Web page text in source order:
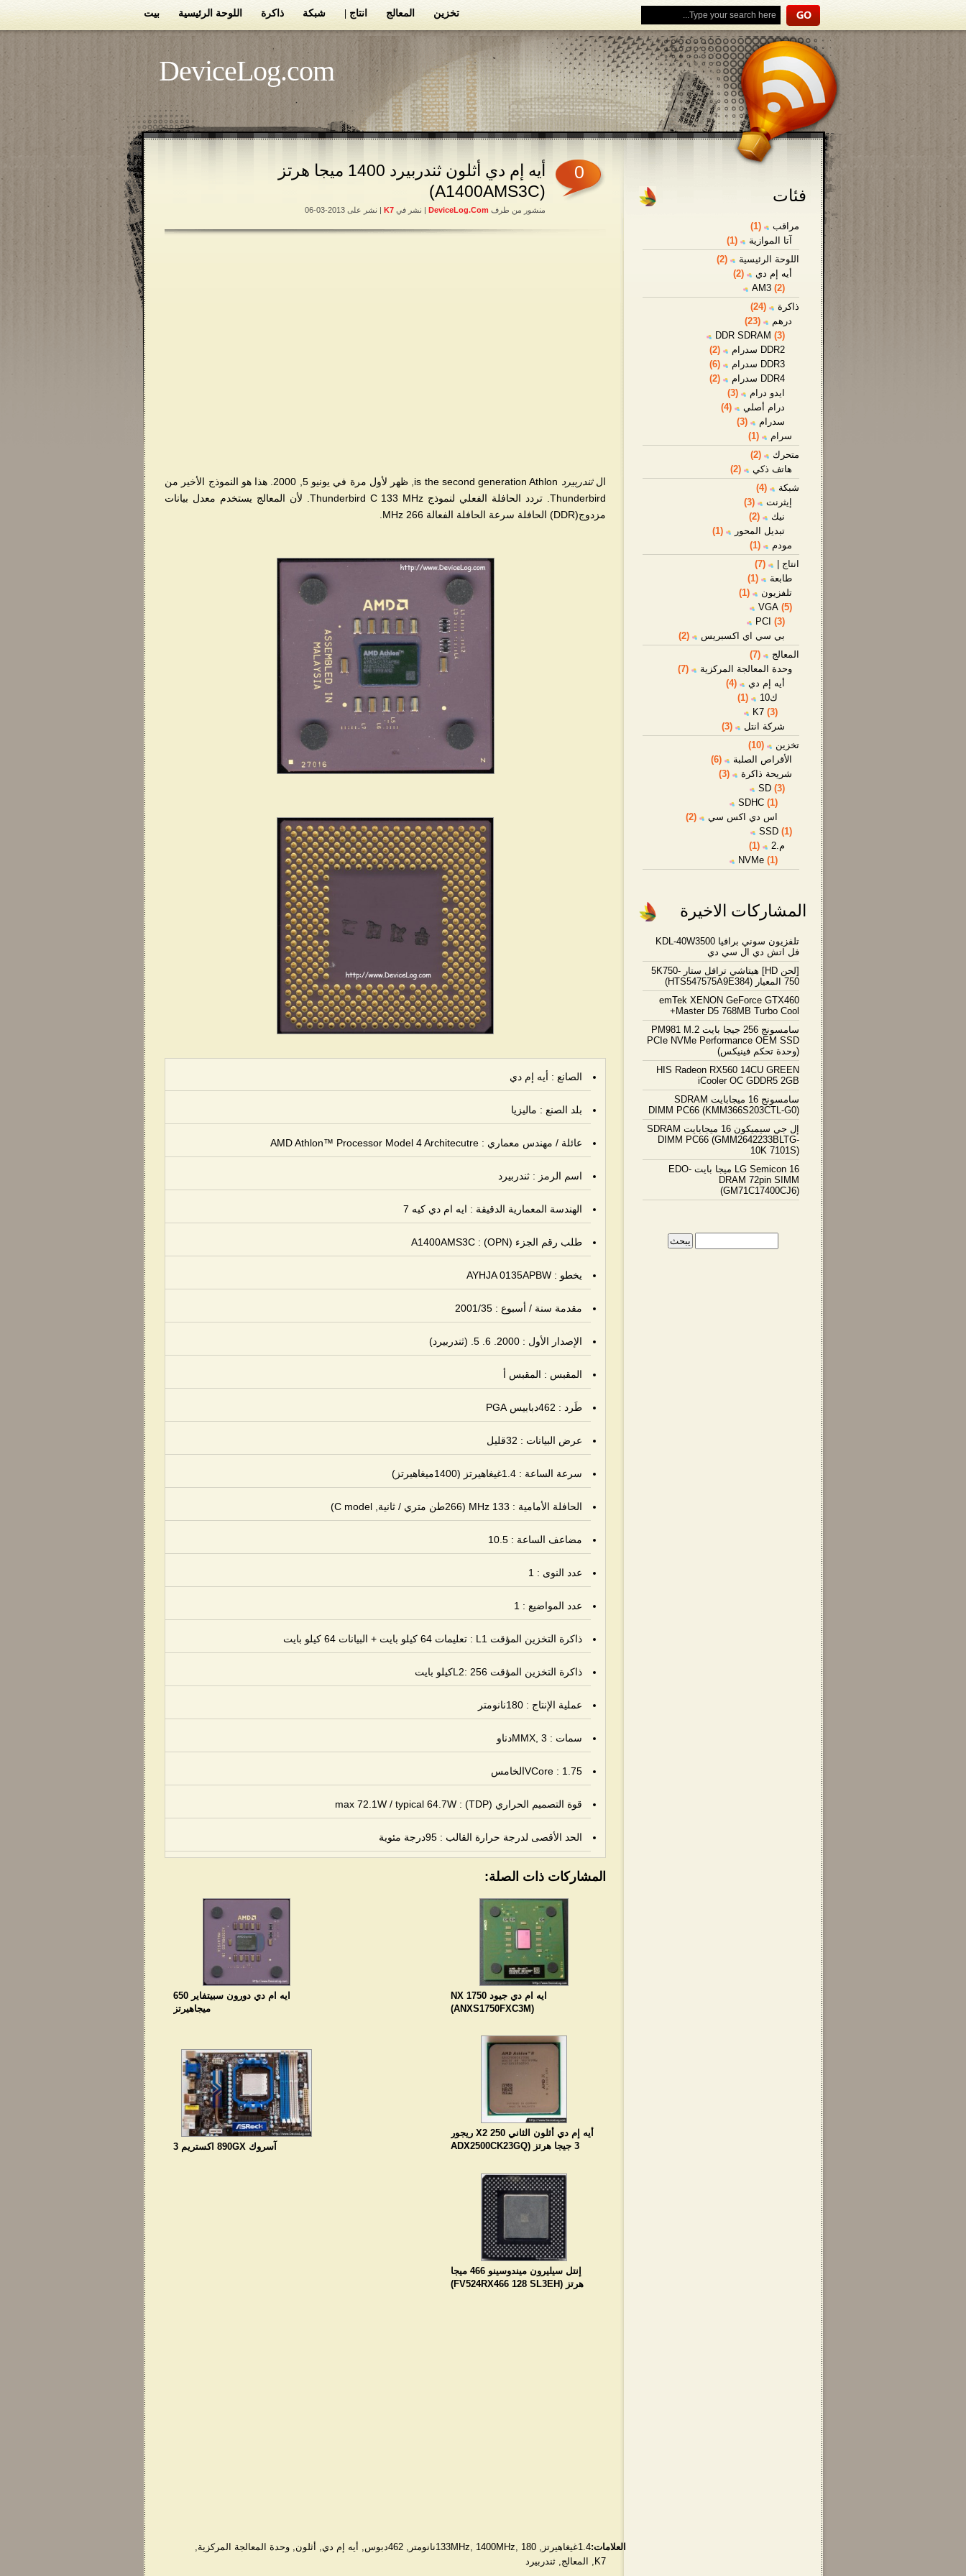
بيت اللوحة الرئيسية ذاكرة شبكة انتاج | المعالج تخزين
DeviceLog.com
أيه إم دي أثلون ثندربيرد 1400 ميجا هرتز
(A1400AMS3C)
منشور من طرف DeviceLog.com | نشر في K7 | نشر على 2013-03-06
0
الثندربيرد is the second generation Athlon
, ظهر لأول مرة في يونيو 5, 2000. هذا هو النموذج الأخير من
Thunderbird. تردد الحافلة الفعلي لنموذج Thunderbird C 133 MHz. لأن المعالج يستخدم معدل بيانات
مزدوج(DDR) الحافلة سرعة الحافلة الفعالة 266 MHz.
الصانع : أيه إم دي
بلد الصنع : ماليزيا
عائلة / مهندس معماري : AMD Athlon™ Processor Model 4Architecutre
اسم الرمز : ثندربيرد
الهندسة المعمارية الدقيقة : ايه ام دي كيه 7
طلب رقم الجزء (OPN) : A1400AMS3C
يخطو : AYHJA 0135APBW
مقدمة سنة / أسبوع : 2001/35
الإصدار الأول : 2000. 6. 5. (ثندربيرد)
المقبس : المقبس أ
طَرد : 462دبابيس PGA
عرض البيانات : 32قليل
سرعة الساعة : 1.4غيغاهيرتز (1400ميغاهيرتز)
الحافلة الأمامية : 133 MHz (266طن متري / ثانية, C model
)
مضاعف الساعة : 10.5
عدد النوى : 1
عدد المواضيع : 1
ذاكرة التخزين المؤقت L1 : تعليمات 64 كيلو بايت + البيانات 64 كيلو بايت
ذاكرة التخزين المؤقت L2: 256كيلو بايت
عملية الإنتاج : 180نانومتر
سمات : MMX, 3دناو
VCore : 1.75الخامس
قوة التصميم الحراري (TDP) : max 72.1W / typical 64.7W
الحد الأقصى لدرجة حرارة القالب : 95درجة مئوية
المشاركات ذات الصلة:
ايه ام دي جيود NX 1750
(ANXS1750FXC3M)
ايه ام دي دورون سبيتفاير 650
ميجاهيرتز
أيه إم دي أثلون الثاني X2 250 ريجور
3 جيجا هرتز (ADX2500CK23GQ
آسروك 890GX اكستريم 3
إنتل سيليرون ميندوسينو 466 ميجا
هرتز (FV524RX466 128 SL3EH)
العلامات:1.4غيغاهيرتز ,
133MHz, 1400MHz, 180نانومتر , 462دبوس , أيه إم دي, أثلون, وحدة المعالجة المركزية,
K7
, المعالج, ثندربيرد
فئات
مراقب
(1)
آتا الموازية
(1)
اللوحة الرئيسية
(2)
أيه إم دي
(2)
AM3 (2)
ذاكرة
(24)
درهم
(23)
DDR SDRAM (3)
DDR2 سدرام
(2)
DDR3 سدرام
(6)
DDR4 سدرام
(2)
ايدو درام
(3)
درام أصلي
(4)
سدرام
(3)
سرام
(1)
متحرك
(2)
هاتف ذكي
(2)
شبكة
(4)
إيثرنت
(3)
نيك
(2)
تبديل المحور
(1)
مودم
(1)
انتاج |
(7)
طابعة
(1)
تلفزيون
(1)
VGA (5)
PCI (3)
بي سي اي اكسبريس
(2)
المعالج
(7)
وحدة المعالجة المركزية
(7)
أيه إم دي
(4)
ك10
(1)
K7 (3)
شركة انتل
(3)
تخزين
(10)
الأقراص الصلبة
(6)
شريحة ذاكرة
(3)
SD (3)
SDHC (1)
اس دي اكس سي
(2)
SSD (1)
م.2
(1)
NVMe (1)
المشاركات الاخيرة
تلفزيون سوني برافيا KDL-40W3500
فل اتش دي ال سي دي
[لحن HD] هيتاشي ترافل ستار 5K750-
750 المعيار (HTS547575A9E384)
emTek XENON GeForce GTX460
Master D5 768MB Turbo Cool+
سامسونج 256 جيجا بايت PM981 M.2
PCIe NVMe Performance OEM SSD
(وحدة تحكم فينيكس)
HIS Radeon RX560 14CU GREEN
iCooler OC GDDR5 2GB
سامسونج 16 ميجابايت SDRAM
DIMM PC66 (KMM366S203CTL-G0)
إل جي سيميكون 16 ميجابايت SDRAM
DIMM PC66 (GMM2642233BLTG-
10K 7101S)
LG Semicon 16 ميجا بايت EDO-
DRAM 72pin SIMM
(GM71C17400CJ6)